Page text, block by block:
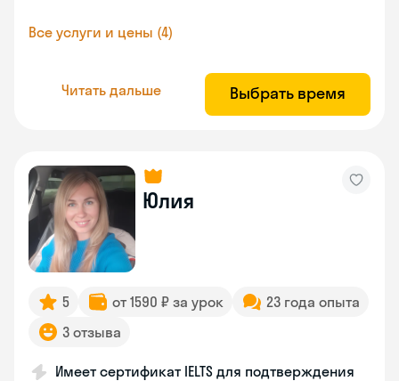
Все услуги и цены (4)
Читать дальше Выбрать время
Юлия
5 от 1590 ₽ за урок
23 года опыта
3 отзыва
Имеет сертификат IELTS для подтверждения